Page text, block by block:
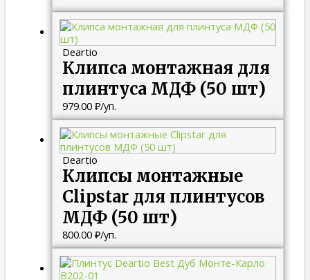
Deartio
Клипса монтажная для
плинтуса МДФ (50 шт)
979.00 ₽/уп.
Deartio
Клипсы монтажные
Clipstar для плинтусов
МДФ (50 шт)
800.00 ₽/уп.